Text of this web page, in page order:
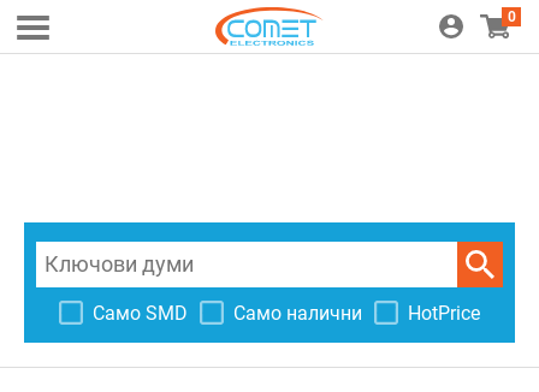
0
Само SMD Само налични HotPrice